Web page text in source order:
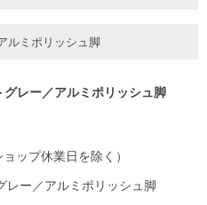
ップ休業日を除く）
レー／アルミポリッシュ脚
ルミポリッシュ脚
レー／アルミポリッシュ脚